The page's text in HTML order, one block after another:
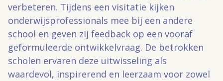
verbeteren. Tijdens een visitatie kijken
onderwijsprofessionals mee bij een andere
school en geven zij feedback op een vooraf
geformuleerde ontwikkelvraag. De betrokken
scholen ervaren deze uitwisseling als
waardevol, inspirerend en leerzaam voor zowel